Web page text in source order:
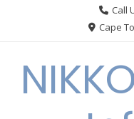
Call
Cape